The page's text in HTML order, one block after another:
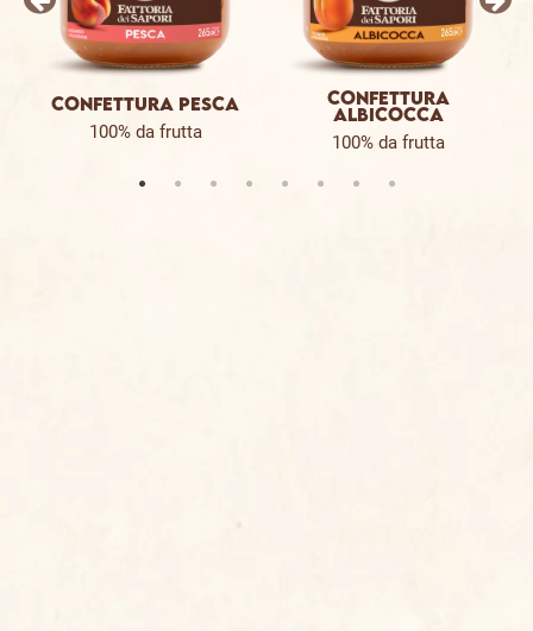
CONFETTURA PESCA
100% da frutta
CONFETTURA
ALBICOCCA
100% da frutta